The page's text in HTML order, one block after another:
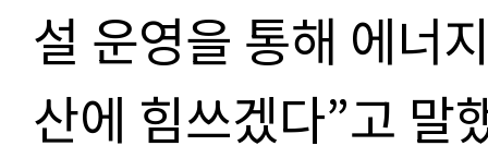
설 운영을 통해 에너
산에 힘쓰겠다”고 말